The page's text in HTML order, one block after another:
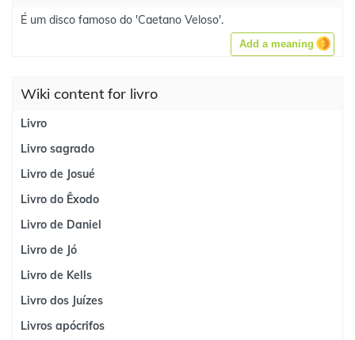
É um disco famoso do 'Caetano Veloso'.
Add a meaning
Wiki content for livro
Livro
Livro sagrado
Livro de Josué
Livro do Êxodo
Livro de Daniel
Livro de Jó
Livro de Kells
Livro dos Juízes
Livros apócrifos